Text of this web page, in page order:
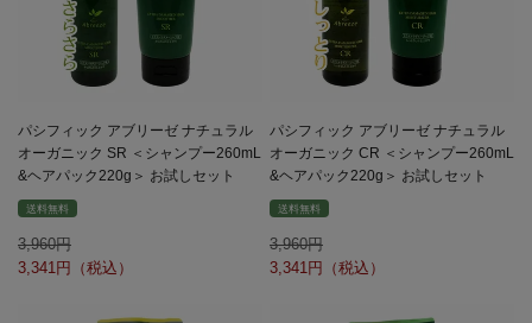
パシフィック アブリーゼ ナチュラル
オーガニック SR ＜シャンプー260mL
&ヘアパック220g＞ お試しセット
送料無料
3,960
3,341
パシフィック アブリーゼ ナチュラル
オーガニック CR ＜シャンプー260mL
&ヘアパック220g＞ お試しセット
送料無料
3,960
3,341